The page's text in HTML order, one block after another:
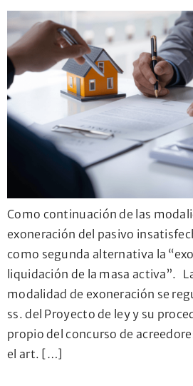
Como continuación de las
exoneración del pasivo
como segunda alternativa la
liquidación de la masa activa”.
modalidad de exoneración se
ss. del Proyecto de ley y su
propio del concurso de
el art. […]